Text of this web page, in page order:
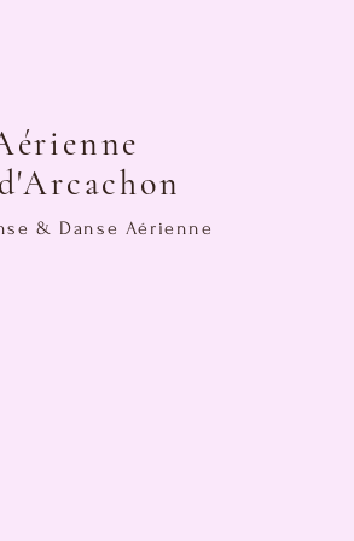
& Danse Aérienne